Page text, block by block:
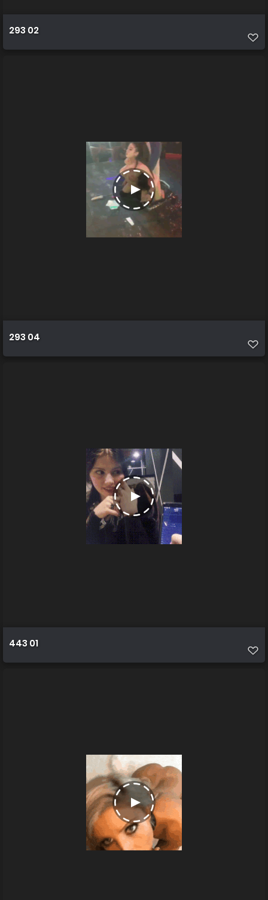
293 02
293 04
443 01